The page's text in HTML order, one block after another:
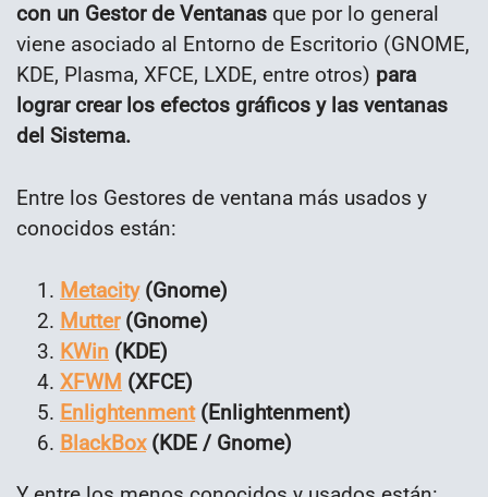
con un Gestor de Ventanas que por lo general
viene asociado al Entorno de Escritorio (GNOME,
KDE, Plasma, XFCE, LXDE, entre otros) para
lograr crear los efectos gráficos y las ventanas
del Sistema.
Entre los Gestores de ventana más usados y
conocidos están:
Metacity(Gnome)
Mutter(Gnome)
KWin (KDE)
XFWM (XFCE)
Enlightenment(Enlightenment)
BlackBox(KDE / Gnome)